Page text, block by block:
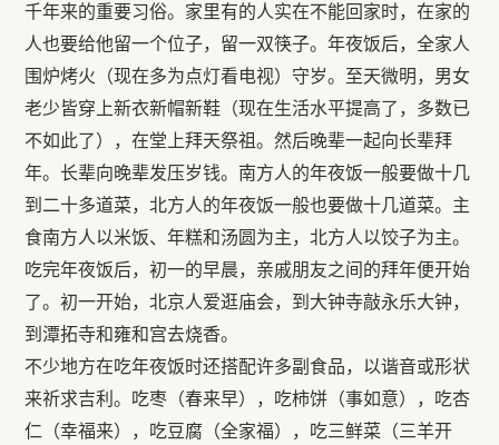
千年来的重要习俗。家里有的人实在不能回家时，在家的
人也要给他留一个位子，留一双筷子。年夜饭后，全家人
围炉烤火（现在多为点灯看电视）守岁。至天微明，男女
老少皆穿上新衣新帽新鞋（现在生活水平提高了，多数已
不如此了），在堂上拜天祭祖。然后晚辈一起向长辈拜
年。长辈向晚辈发压岁钱。南方人的年夜饭一般要做十几
到二十多道菜，北方人的年夜饭一般也要做十几道菜。主
食南方人以米饭、年糕和汤圆为主，北方人以饺子为主。
吃完年夜饭后，初一的早晨，亲戚朋友之间的拜年便开始
了。初一开始，北京人爱逛庙会，到大钟寺敲永乐大钟，
到潭拓寺和雍和宫去烧香。
不少地方在吃年夜饭时还搭配许多副食品，以谐音或形状
来祈求吉利。吃枣（春来早），吃柿饼（事如意），吃杏
仁（幸福来），吃豆腐（全家福），吃三鲜菜（三羊开